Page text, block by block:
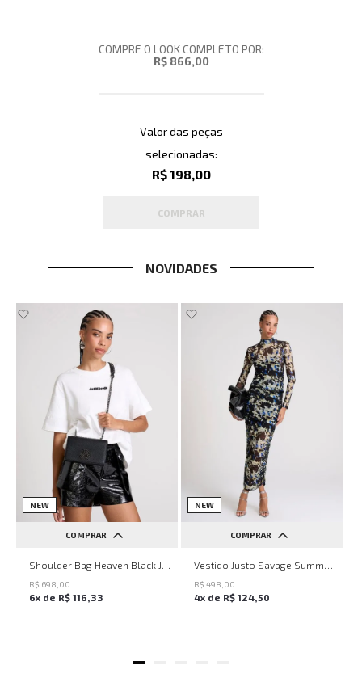
COMPRE O LOOK COMPLETO POR:
R$ 866,00
Valor das peças
selecionadas:
R$ 198,00
COMPRAR
NOVIDADES
NEW
COMPRAR
UN
R$ 698 00
6x de R$ 116,33
NEW
COMPRAR
PP P M G
R$ 498 00
4x de R$ 124,50